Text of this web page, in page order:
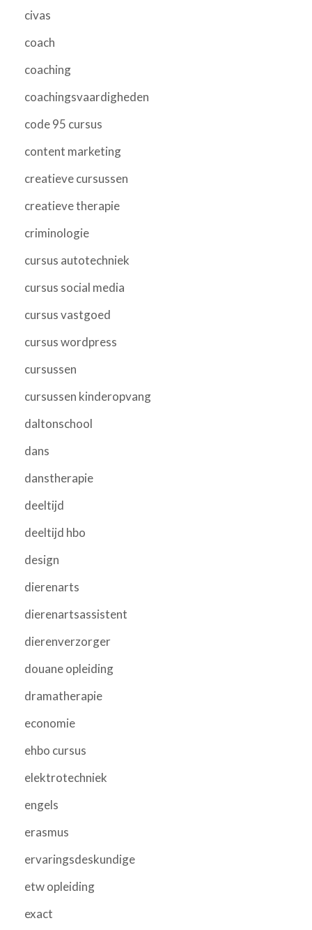
civas
coach
coaching
coachingsvaardigheden
code 95 cursus
content marketing
creatieve cursussen
creatieve therapie
criminologie
cursus autotechniek
cursus social media
cursus vastgoed
cursus wordpress
cursussen
cursussen kinderopvang
daltonschool
dans
danstherapie
deeltijd
deeltijd hbo
design
dierenarts
dierenartsassistent
dierenverzorger
douane opleiding
dramatherapie
economie
ehbo cursus
elektrotechniek
engels
erasmus
ervaringsdeskundige
etw opleiding
exact